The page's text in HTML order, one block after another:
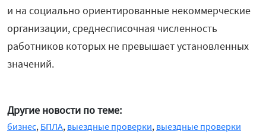
и на социально ориентированные некоммерческие
организации, среднесписочная численность
работников которых не превышает установленных
значений.
Другие новости по теме:
бизнес, БПЛА, выездные проверки, выездные проверки